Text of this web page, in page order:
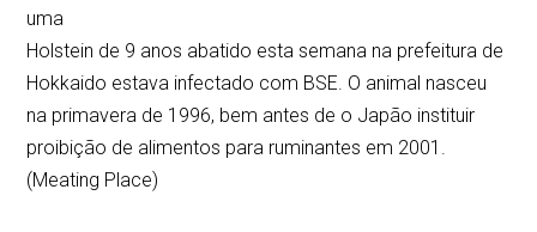
uma
Holstein de 9 anos abatido esta semana na prefeitura de
Hokkaido estava infectado com BSE. O animal nasceu
na primavera de 1996, bem antes de o Japão instituir
proibição de alimentos para ruminantes em 2001.
(Meating Place)